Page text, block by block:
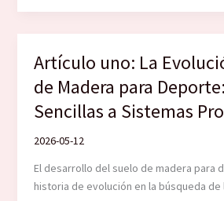
El
la
Instalación
del
Suelo
de
para
Deporte:
Artículo uno: La
de Madera para
Sencillas a Sistemas
2026-05-12
El desarrollo del suelo de madera para
historia de evolución en la búsqueda